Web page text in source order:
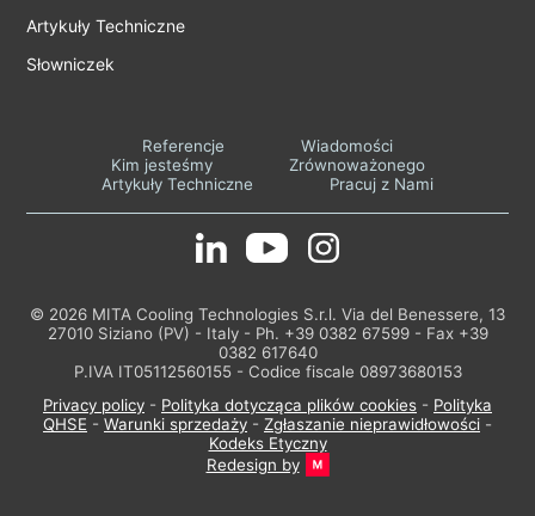
Artykuły Techniczne
Słowniczek
Referencje
Wiadomości
Kim jesteśmy
Zrównoważonego
Artykuły Techniczne
Pracuj z Nami
© 2026 MITA Cooling Technologies S.r.l. Via del Benessere, 13
27010 Siziano (PV) - Italy - Ph. +39 0382 67599 - Fax +39
0382 617640
P.IVA IT05112560155 - Codice fiscale 08973680153
Privacy policy - Polityka dotycząca plików cookies - Polityka
QHSE - Warunki sprzedaży - Zgłaszanie nieprawidłowości -
Kodeks Etyczny
Redesign by